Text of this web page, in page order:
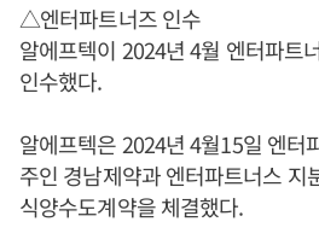
△엔터파트너즈 인수
알에프텍이 2024년 4월 엔터파트
인수했다.
알에프텍은 2024년 4월15일 엔터
주인 경남제약과 엔터파트너스 지
식양수도계약을 체결했다.